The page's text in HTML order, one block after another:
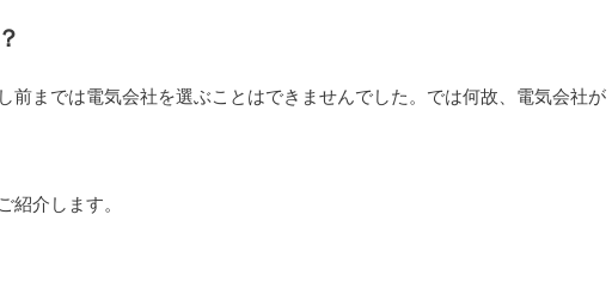
前までは電気会社を選ぶことはできませんでした。では何故、電気会社が
介します。